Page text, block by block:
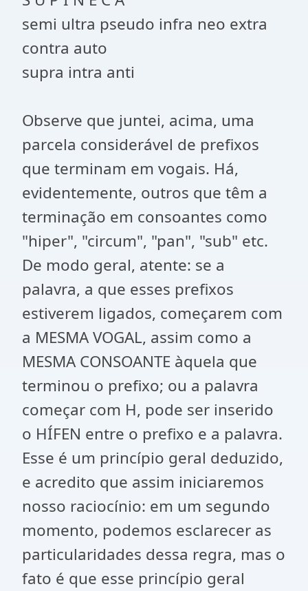
semi ultra pseudo infra neo extra
contra auto
supra intra anti
Observe que juntei, acima, uma
parcela considerável de prefixos
que terminam em vogais. Há,
evidentemente, outros que têm a
terminação em consoantes como
"hiper", "circum", "pan", "sub" etc.
De modo geral, atente: se a
palavra, a que esses prefixos
estiverem ligados, começarem com
a MESMA VOGAL, assim como a
MESMA CONSOANTE àquela que
terminou o prefixo; ou a palavra
começar com H, pode ser inserido
o HÍFEN entre o prefixo e a palavra.
Esse é um princípio geral deduzido,
e acredito que assim iniciaremos
nosso raciocínio: em um segundo
momento, podemos esclarecer as
particularidades dessa regra, mas o
fato é que esse princípio geral